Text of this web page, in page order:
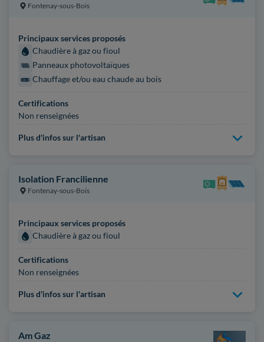
Fontenay-sous-Bois
Principaux services proposés
Chaudière à gaz ou fioul
Panneaux photovoltaïques
Chauffage et/ou eau chaude au bois
Certifications
Non renseignées
Plus d'infos sur l'artisan
Isolation Francilienne
Fontenay-sous-Bois
Principaux services proposés
Chaudière à gaz ou fioul
Certifications
Non renseignées
Plus d'infos sur l'artisan
Am Gaz